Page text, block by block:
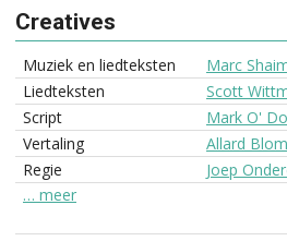
Creatives
Muziek en liedteksten
Marc
Liedteksten
Scott
Script
Mark O'
Vertaling
Allard Blom
Regie
Joep
… meer